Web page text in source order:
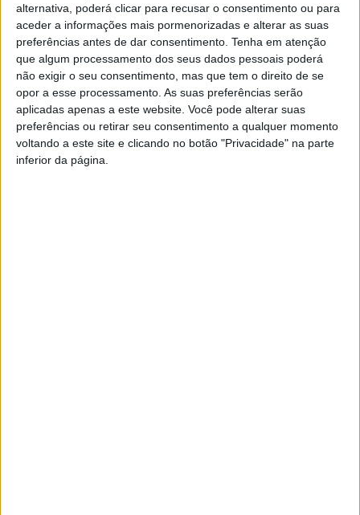
alternativa, poderá clicar para recusar o consentimento ou para
aceder a informações mais pormenorizadas e alterar as suas
preferências antes de dar consentimento. Tenha em atenção
que algum processamento dos seus dados pessoais poderá
não exigir o seu consentimento, mas que tem o direito de se
opor a esse processamento. As suas preferências serão
aplicadas apenas a este website. Você pode alterar suas
preferências ou retirar seu consentimento a qualquer momento
voltando a este site e clicando no botão "Privacidade" na parte
inferior da página.
Esta e outras notícias para ouvir na Estação Diária – 96.8
FM ou emwww.968.fm.
Pub
TAGS Dia Mundial da Árvore Nelas